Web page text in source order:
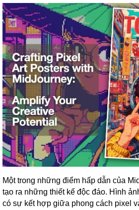
Một trong những điểm hấp dẫn của
tạo ra những thiết kế độc đáo. Hình
có sự kết hợp giữa phong cách pixel